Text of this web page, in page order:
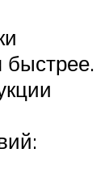
быстрее.